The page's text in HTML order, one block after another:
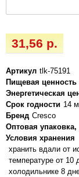
31,56 р.
Артикул tlk-75191
Пищевая ценность
Энергетическая
Срок годности 14
Бренд Cresco
Оптовая упаковка,
Условия хранения
хранить вдали от
температуре от 10
холодильнике 8